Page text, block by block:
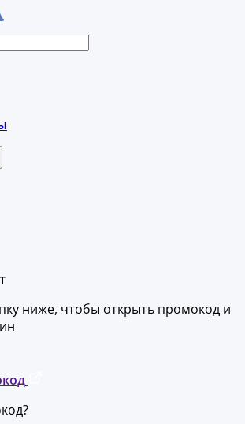
ниже, чтобы открыть промокод и